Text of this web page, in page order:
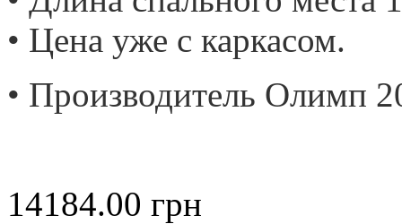
• Цена уже с каркасом.
• Производитель Олимп
14184.00 грн